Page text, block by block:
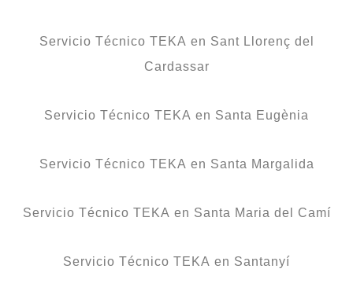
Servicio Técnico TEKA en Sant Llorenç del
Cardassar
Servicio Técnico TEKA en Santa Eugènia
Servicio Técnico TEKA en Santa Margalida
Servicio Técnico TEKA en Santa Maria del Camí
Servicio Técnico TEKA en Santanyí